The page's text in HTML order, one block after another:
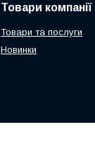
Товари компанії
Товари та послуги
Новинки